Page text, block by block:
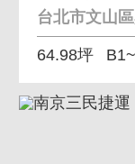
台北市文山
64.98坪